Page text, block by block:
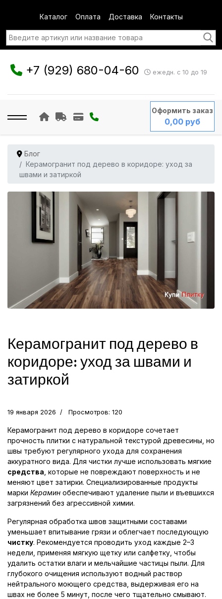
Каталог Оплата Доставка Контакты
+7 (929) 680-04-60 ежедн. с 10 до 19
Оформить заказ
0,00 руб
Блог
Керамогранит под дерево в коридоре: уход за
швами и затиркой
Керамогранит под дерево в
коридоре: уход за швами и
затиркой
19 января 2026 Просмотров: 120
Керамогранит под дерево в коридоре сочетает
прочность плитки с натуральной текстурой древесины, но
швы требуют регулярного ухода для сохранения
аккуратного вида. Для чистки лучше использовать мягкие
средства , которые не повреждают поверхность и не
меняют цвет затирки. Специализированные продукты
марки Керамин обеспечивают удаление пыли и въевшихся
загрязнений без агрессивной химии.
Регулярная обработка швов защитными составами
уменьшает впитывание грязи и облегчает последующую
чистку. Рекомендуется проводить уход каждые 2–3
недели, применяя мягкую щетку или салфетку, чтобы
удалить остатки влаги и мельчайшие частицы пыли. Для
глубокого очищения используют водный раствор
нейтрального моющего средства, выдерживая его на
швах не более 5 минут, после чего тщательно смывают.